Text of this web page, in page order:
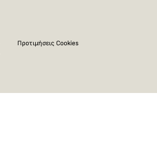
Προτιμήσεις Cookies